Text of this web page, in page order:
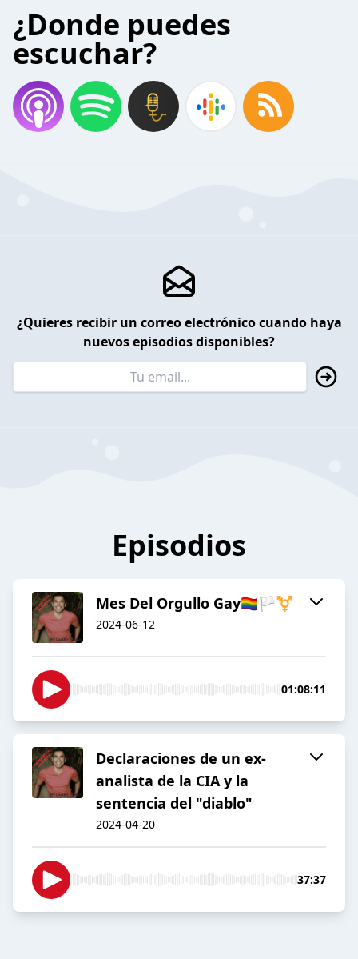
¿Donde puedes
escuchar?
¿Quieres recibir un correo electrónico cuando haya
nuevos episodios disponibles?
Episodios
Mes Del Orgullo Gay🏳️‍🌈🏳️‍⚧️
2024-06-12
01:08:11
Declaraciones de un ex-
analista de la CIA y la
sentencia del "diablo"
2024-04-20
37:37